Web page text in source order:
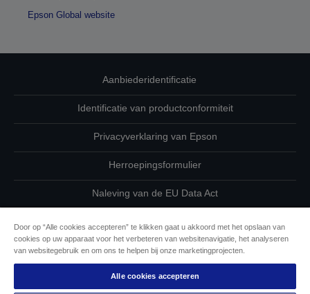
Epson Global website
Aanbiederidentificatie
Identificatie van productconformiteit
Privacyverklaring van Epson
Herroepingsformulier
Naleving van de EU Data Act
Cookie-informatie
De toewijding van Epson aan toegankelijkheid
Door op “Alle cookies accepteren” te klikken gaat u akkoord met het opslaan van
cookies op uw apparaat voor het verbeteren van websitenavigatie, het analyseren
van websitegebruik en om ons te helpen bij onze marketingprojecten.
Alle cookies accepteren